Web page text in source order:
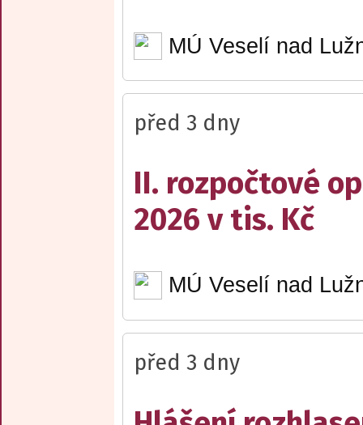
MÚ Veselí nad
před 3 dny
II. rozpočtové
2026 v tis. Kč
MÚ Veselí nad
před 3 dny